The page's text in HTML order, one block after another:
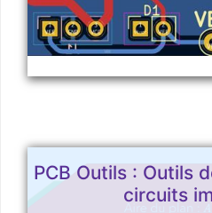
PCB Outils : Outils
circuits